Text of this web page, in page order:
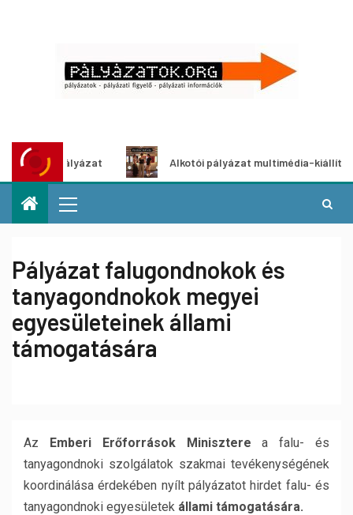
Alkotói pályázat multimédia-kiállításhoz
Pályázat falugondnokok és
tanyagondnokok megyei
egyesületeinek állami
támogatására
Az Emberi Erőforrások Minisztere a falu- és
tanyagondnoki szolgálatok szakmai tevékenységének
koordinálása érdekében nyílt pályázatot hirdet falu- és
tanyagondnoki egyesületek állami támogatására.